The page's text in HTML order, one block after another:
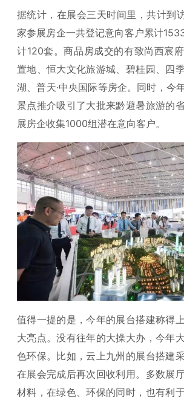
据统计，在展会三天时间里，共计到
家参展房企一共登记意向客户累计
计120套。商品房成交的有致尚西宸
置地、恒大文化旅游城、碧桂园、四
湖、普天·中央国际等房企。同时，今
景点推介吸引了大批来黔避暑旅游的
展房企收集1000组潜在意向客户。
值得一提的是，今年的展台搭建称得
大亮点。没有往年的大操大办，今年
色环保。比如，云上九州的展台搭建
在展会完成后再次回收利用。多数展
材料，在绿色、环保的同时，也有利